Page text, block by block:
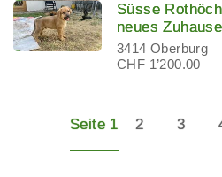
Süsse
neues Zuhause
3414 Oberburg
CHF 1’200.00
Seite 1 2 3